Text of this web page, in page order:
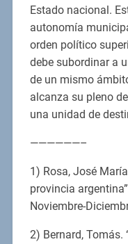
Estado nacional.
autonomía
orden político
debe subordinar a
de un mismo
alcanza su pleno
una unidad de
——————–
1) Rosa, José
provincia
Noviembre-
2) Bernard, Tomás.